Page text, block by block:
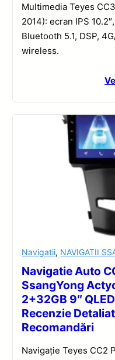
Multimedia Teyes
2014): ecran IPS
Bluetooth 5.1, DSP,
wireless.
Navigatii, NAVIGATII
Navigatie Auto
SsangYong
2+32GB 9″
Recenzie
Recomandări
Navigație Teyes CC2